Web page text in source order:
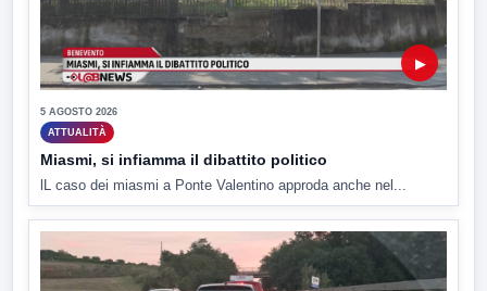
▶
5 AGOSTO 2026
ATTUALITÀ
Miasmi, si infiamma il dibattito politico
lL caso dei miasmi a Ponte Valentino approda anche nel...